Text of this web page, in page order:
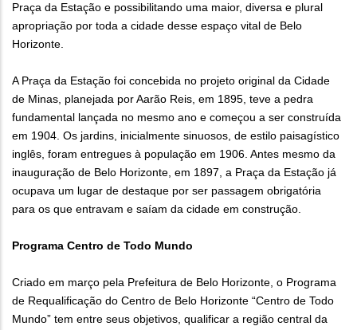
Praça da Estação e possibilitando uma maior, diversa e plural
apropriação por toda a cidade desse espaço vital de Belo
Horizonte.
A Praça da Estação foi concebida no projeto original da Cidade
de Minas, planejada por Aarão Reis, em 1895, teve a pedra
fundamental lançada no mesmo ano e começou a ser construída
em 1904. Os jardins, inicialmente sinuosos, de estilo paisagístico
inglês, foram entregues à população em 1906. Antes mesmo da
inauguração de Belo Horizonte, em 1897, a Praça da Estação já
ocupava um lugar de destaque por ser passagem obrigatória
para os que entravam e saíam da cidade em construção.
Programa Centro de Todo Mundo
Criado em março pela Prefeitura de Belo Horizonte, o Programa
de Requalificação do Centro de Belo Horizonte “Centro de Todo
Mundo” tem entre seus objetivos, qualificar a região central da